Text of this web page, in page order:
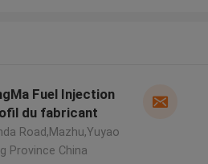
Fuel Injection
du fabricant
Road,Mazhu,Yuyao
Province China